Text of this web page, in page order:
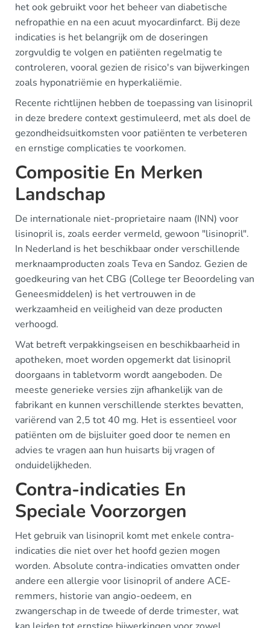
het ook gebruikt voor het beheer van diabetische
nefropathie en na een acuut myocardinfarct. Bij deze
indicaties is het belangrijk om de doseringen
zorgvuldig te volgen en patiënten regelmatig te
controleren, vooral gezien de risico's van bijwerkingen
zoals hyponatriëmie en hyperkaliëmie.
Recente richtlijnen hebben de toepassing van lisinopril
in deze bredere context gestimuleerd, met als doel de
gezondheidsuitkomsten voor patiënten te verbeteren
en ernstige complicaties te voorkomen.
Compositie En Merken
Landschap
De internationale niet-proprietaire naam (INN) voor
lisinopril is, zoals eerder vermeld, gewoon "lisinopril".
In Nederland is het beschikbaar onder verschillende
merknaamproducten zoals Teva en Sandoz. Gezien de
goedkeuring van het CBG (College ter Beoordeling van
Geneesmiddelen) is het vertrouwen in de
werkzaamheid en veiligheid van deze producten
verhoogd.
Wat betreft verpakkingseisen en beschikbaarheid in
apotheken, moet worden opgemerkt dat lisinopril
doorgaans in tabletvorm wordt aangeboden. De
meeste generieke versies zijn afhankelijk van de
fabrikant en kunnen verschillende sterktes bevatten,
variërend van 2,5 tot 40 mg. Het is essentieel voor
patiënten om de bijsluiter goed door te nemen en
advies te vragen aan hun huisarts bij vragen of
onduidelijkheden.
Contra-indicaties En
Speciale Voorzorgen
Het gebruik van lisinopril komt met enkele contra-
indicaties die niet over het hoofd gezien mogen
worden. Absolute contra-indicaties omvatten onder
andere een allergie voor lisinopril of andere ACE-
remmers, historie van angio-oedeem, en
zwangerschap in de tweede of derde trimester, wat